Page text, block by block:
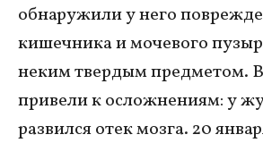
обнаружили у него
кишечника и мочевого
неким твердым предметом.
привели к осложнениям: у
развился отек мозга. 20